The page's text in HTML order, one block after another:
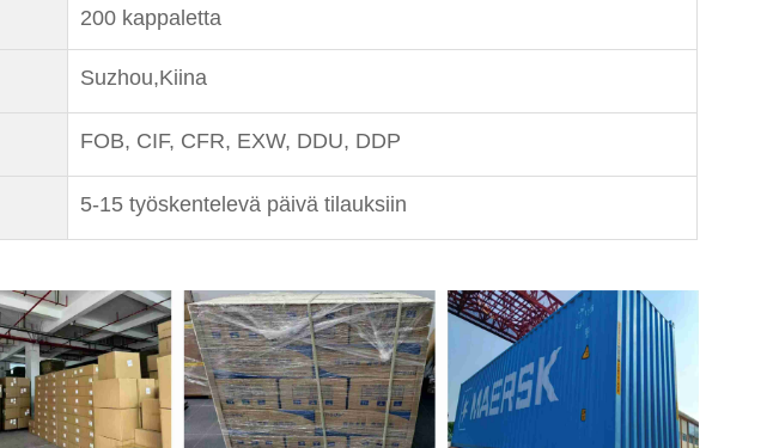
200 kappaletta
Suzhou,Kiina
FOB, CIF, CFR, EXW, DDU, DDP
5-15 työskentelevä päivä tilauksiin